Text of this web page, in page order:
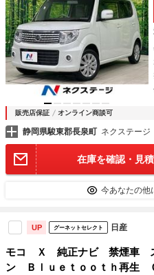
難防止システム プライバシ
販売店保証 オンライン商談可
静岡県駿東郡長泉町 ネクステー
在庫を確認・見
今あなたの他
UP グーネットセレクト 日産
モコ Ｘ 純正ナビ 禁煙車
ン Ｂｌｕｅｔｏｏｔｈ再生